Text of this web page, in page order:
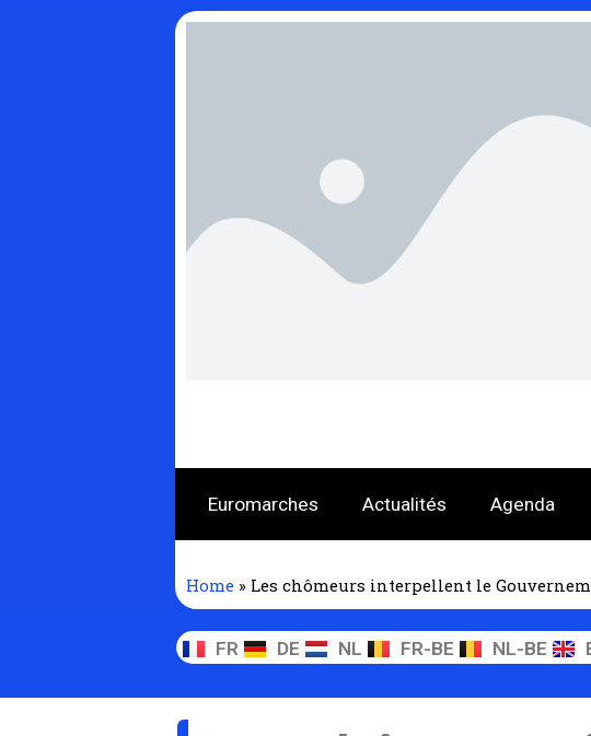
Euromarches Actualités Agenda
Home » Les chômeurs interpellent le
FR DE NL FR-BE NL-BE